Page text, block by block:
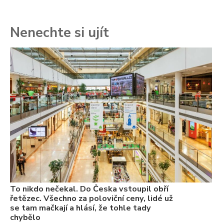
Nenechte si ujít
To nikdo nečekal. Do Česka vstoupil obří
řetězec. Všechno za poloviční ceny, lidé už
se tam mačkají a hlásí, že tohle tady
chybělo